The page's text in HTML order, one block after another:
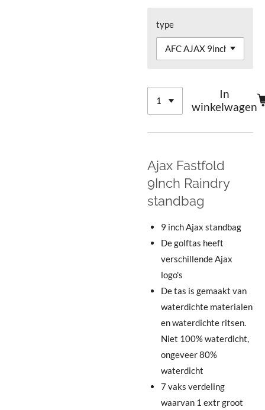
type
In
winkelwagen
Ajax Fastfold
9Inch Raindry
standbag
9 inch Ajax standbag
De golftas heeft
verschillende Ajax
logo's
De tas is gemaakt van
waterdichte materialen
en waterdichte ritsen.
Niet 100% waterdicht,
ongeveer 80%
waterdicht
7 vaks verdeling
waarvan 1 extr groot